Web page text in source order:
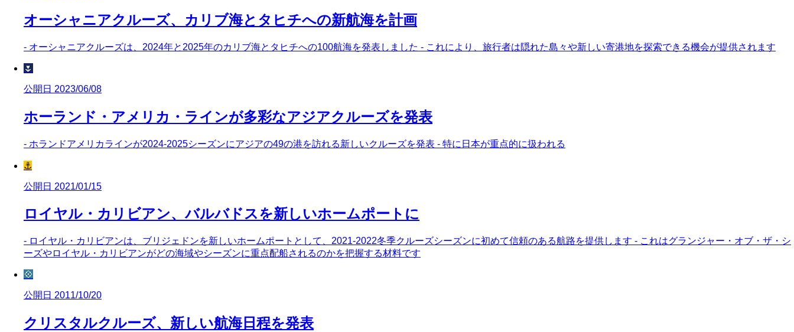
オーシャニアクルーズ、カリブ海とタヒチへの新航海を計画
- オーシャニアクルーズは、2024年と2025年のカリブ海とタヒチへの100航海を発表しました - これにより、旅行者は隠れた島々や新しい寄港地を探索できる機会が提供されます
🌷
公開日 2023/06/08
ホーランド・アメリカ・ラインが多彩なアジアクルーズを発表
- ホランドアメリカラインが2024-2025シーズンにアジアの49の港を訪れる新しいクルーズを発表 - 特に日本が重点的に扱われる
⚓
公開日 2021/01/15
ロイヤル・カリビアン、バルバドスを新しいホームポートに
- ロイヤル・カリビアンは、ブリジェドンを新しいホームポートとして、2021-2022冬季クルーズシーズンに初めて信頼のある航路を提供します - これはグランジャー・オブ・ザ・シ
ーズやロイヤル・カリビアンがどの海域やシーズンに重点配船されるのかを把握する材料です
💠
公開日 2011/10/20
クリスタルクルーズ、新しい航海日程を発表